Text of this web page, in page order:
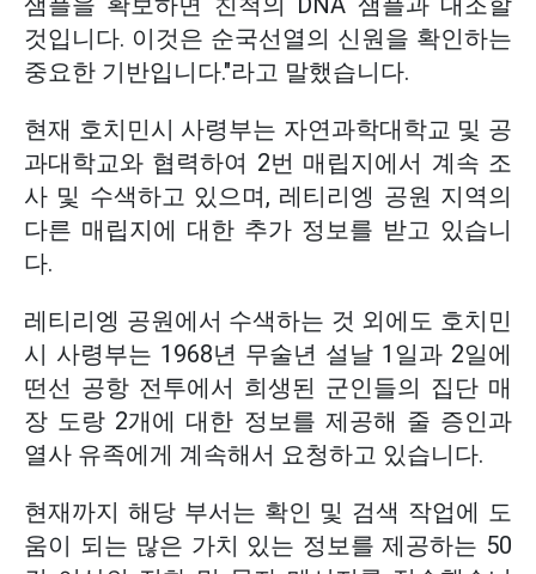
것입니다. 이것은 순국선열의 신원을 확인하는
중요한 기반입니다."라고 말했습니다.
현재 호치민시 사령부는 자연과학대학교 및 공
과대학교와 협력하여 2번 매립지에서 계속 조
사 및 수색하고 있으며, 레티리엥 공원 지역의
다른 매립지에 대한 추가 정보를 받고 있습니
다.
레티리엥 공원에서 수색하는 것 외에도 호치민
시 사령부는 1968년 무술년 설날 1일과 2일에
떤선 공항 전투에서 희생된 군인들의 집단 매
장 도랑 2개에 대한 정보를 제공해 줄 증인과
열사 유족에게 계속해서 요청하고 있습니다.
현재까지 해당 부서는 확인 및 검색 작업에 도
움이 되는 많은 가치 있는 정보를 제공하는 50